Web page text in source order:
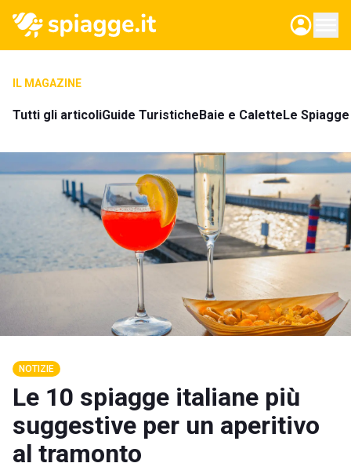
IL MAGAZINE
Tutti gli articoliGuide TuristicheBaie e CaletteLe
NOTIZIE
Le 10 spiagge italiane più
suggestive per un aperitivo
al tramonto